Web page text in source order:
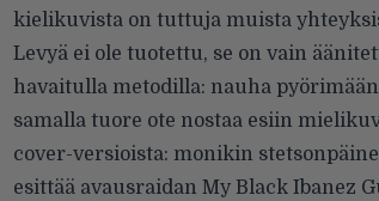
kielikuvista on tuttuja muista
Levyä ei ole tuotettu, se on vain
havaitulla metodilla: nauha
samalla tuore ote nostaa esiin
cover-versioista: monikin
esittää avausraidan My Black Ibanez